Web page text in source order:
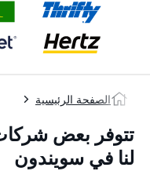
الصفحة الرئيسية
تتوفر بعض شركات
لنا في سويندون